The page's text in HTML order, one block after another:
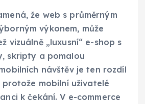
že web s průměrným
výkonem, může
vizuálně „luxusní“ e-shop s
skripty a pomalou
návštěv je ten rozdíl
protože mobilní uživatelé
k čekání. V e-commerce